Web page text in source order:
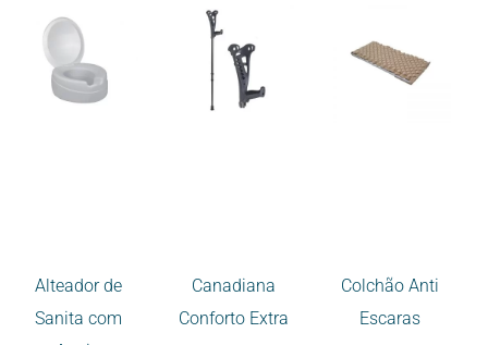
Alteador de
Sanita com
Canadiana
Conforto Extra
Colchão Anti
Escaras